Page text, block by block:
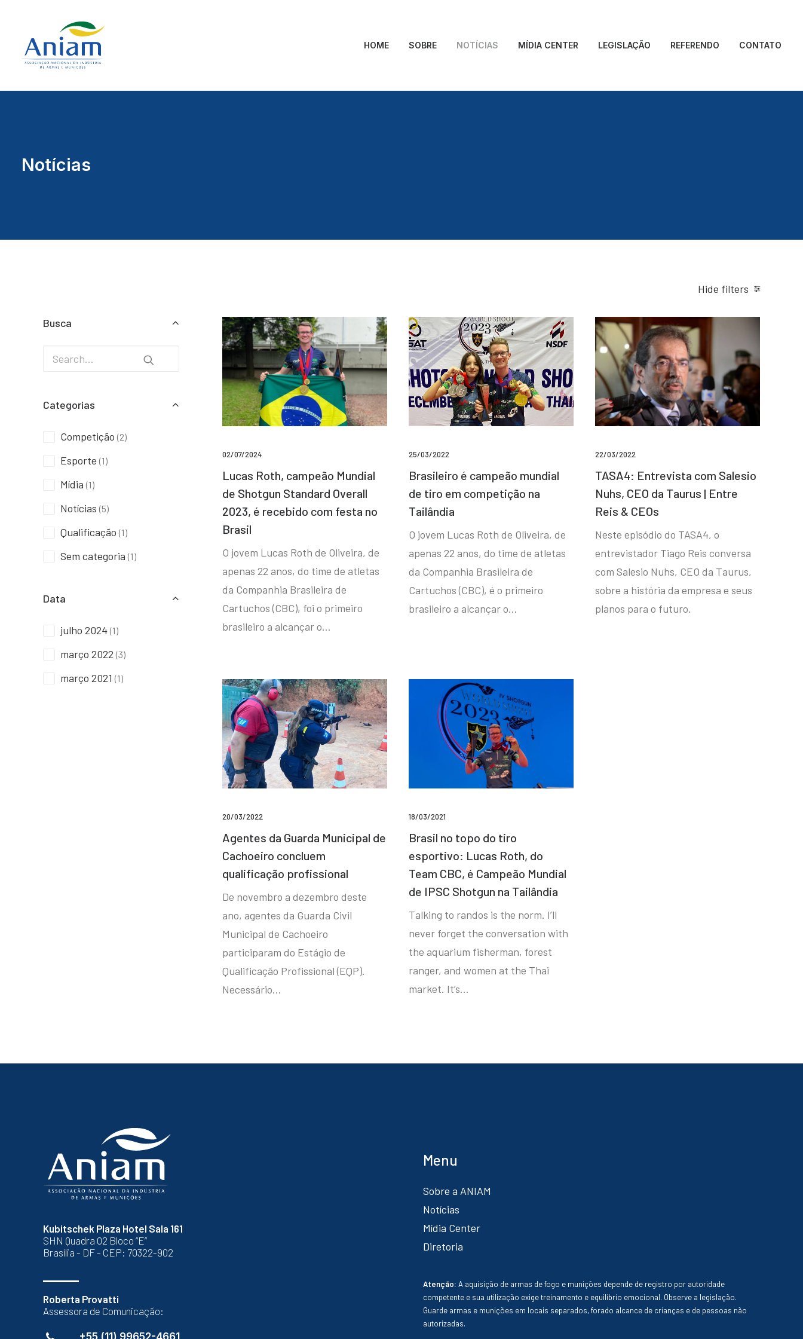
HOME SOBRE NOTÍCIAS MÍDIA CENTER LEGISLAÇÃO REFERENDO CONTATO
Notícias
Hide filters
Busca
Categorias
Competição (2)
Esporte (1)
Mídia (1)
Notícias (5)
Qualificação (1)
Sem categoria (1)
Data
julho 2024 (1)
março 2022 (3)
março 2021 (1)
02/07/2024
Lucas Roth, campeão Mundial
de Shotgun Standard Overall
2023, é recebido com festa no
Brasil
O jovem Lucas Roth de Oliveira, de
apenas 22 anos, do time de atletas
da Companhia Brasileira de
Cartuchos (CBC), foi o primeiro
brasileiro a alcançar o…
25/03/2022
Brasileiro é campeão mundial
de tiro em competição na
Tailândia
O jovem Lucas Roth de Oliveira, de
apenas 22 anos, do time de atletas
da Companhia Brasileira de
Cartuchos (CBC), é o primeiro
brasileiro a alcançar o…
22/03/2022
TASA4: Entrevista com Salesio
Nuhs, CEO da Taurus | Entre
Reis & CEOs
Neste episódio do TASA4, o
entrevistador Tiago Reis conversa
com Salesio Nuhs, CEO da Taurus,
sobre a história da empresa e seus
planos para o futuro.
20/03/2022
Agentes da Guarda Municipal de
Cachoeiro concluem
qualificação profissional
De novembro a dezembro deste
ano, agentes da Guarda Civil
Municipal de Cachoeiro
participaram do Estágio de
Qualificação Profissional (EQP).
Necessário…
18/03/2021
Brasil no topo do tiro
esportivo: Lucas Roth, do
Team CBC, é Campeão Mundial
de IPSC Shotgun na Tailândia
Talking to randos is the norm. I’ll
never forget the conversation with
the aquarium fisherman, forest
ranger, and women at the Thai
market. It’s…
Kubitschek Plaza Hotel Sala 161
SHN Quadra 02 Bloco “E”
Brasília - DF - CEP: 70322-902
Roberta Provatti
Assessora de Comunicação:
+55 (11) 99652-4661
Menu
Sobre a ANIAM
Notícias
Mídia Center
Diretoria
Atenção: A aquisição de armas de fogo e munições depende de registro por autoridade
competente e sua utilização exige treinamento e equilíbrio emocional. Observe a legislação.
Guarde armas e munições em locais separados, forado alcance de crianças e de pessoas não
autorizadas.